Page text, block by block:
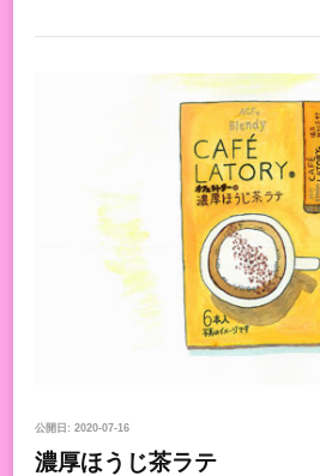
公開日: 2020-07-16
濃厚ほうじ茶ラテ